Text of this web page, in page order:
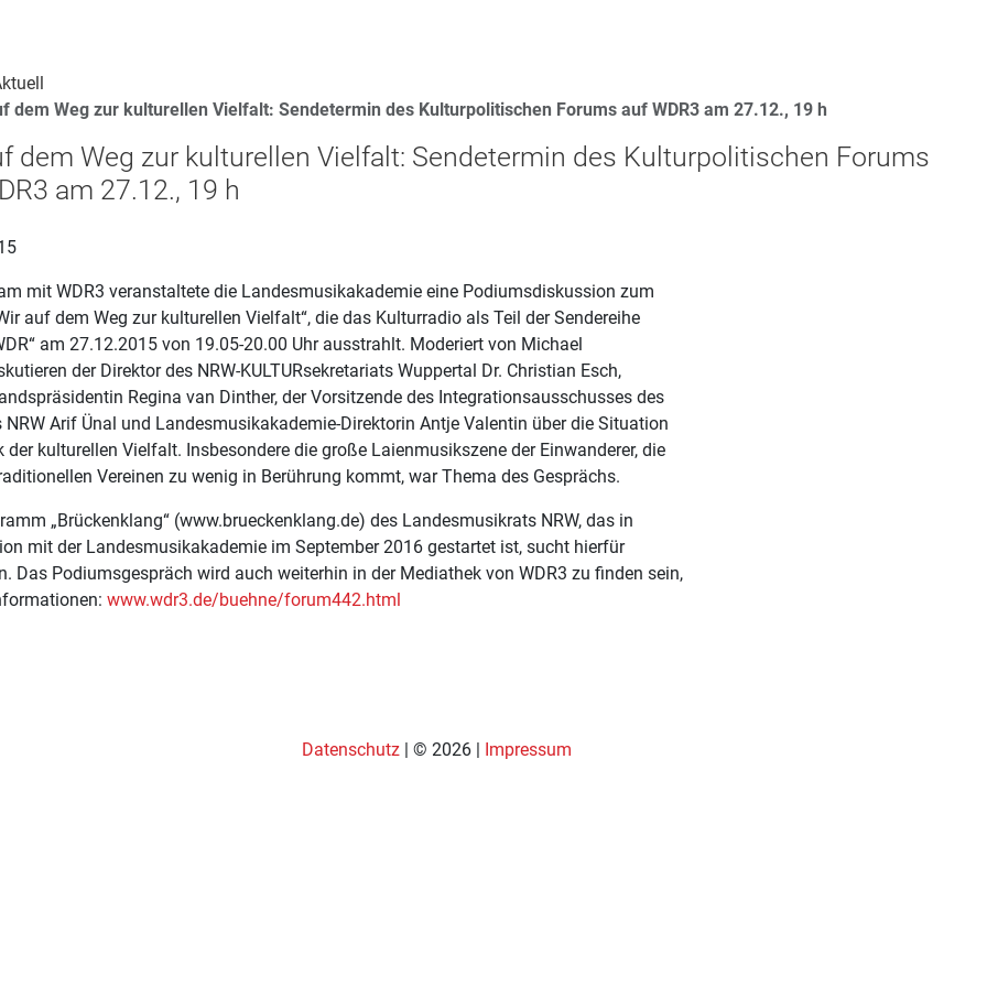
dem Weg zur kulturellen Vielfalt: Sendetermin des Kulturpolitischen Forums auf WDR3 am 27.12., 19 h
dem Weg zur kulturellen Vielfalt: Sendetermin des Kulturpolitischen Forums
am 27.12., 19 h
mit WDR3 veranstaltete die Landesmusikakademie eine Podiumsdiskussion zum
auf dem Weg zur kulturellen Vielfalt“, die das Kulturradio als Teil der Sendereihe
am 27.12.2015 von 19.05-20.00 Uhr ausstrahlt. Moderiert von Michael
der Direktor des NRW-KULTURsekretariats Wuppertal Dr. Christian Esch,
Regina van Dinther, der Vorsitzende des Integrationsausschusses des
NRW Arif Ünal und Landesmusikakademie-Direktorin Antje Valentin über die Situation
der kulturellen Vielfalt. Insbesondere die große Laienmusikszene der Einwanderer, die
Vereinen zu wenig in Berührung kommt, war Thema des Gesprächs.
„Brückenklang“ (www.brueckenklang.de) des Landesmusikrats NRW, das in
mit der Landesmusikakademie im September 2016 gestartet ist, sucht hierfür
Das Podiumsgespräch wird auch weiterhin in der Mediathek von WDR3 zu finden sein,
www.wdr3.de/buehne/forum442.html
Datenschutz | © 2026 | Impressum